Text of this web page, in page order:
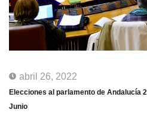
abril 26, 2022
Elecciones al parlamento de Andalucía
Junio